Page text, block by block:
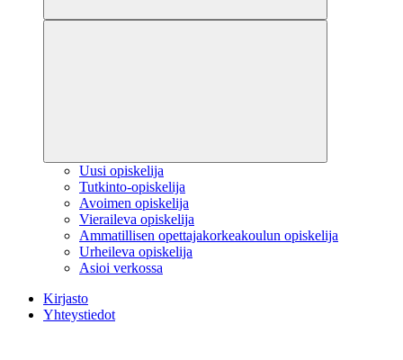
Uusi opiskelija
Tutkinto-opiskelija
Avoimen opiskelija
Vieraileva opiskelija
Ammatillisen opettajakorkeakoulun opiskelija
Urheileva opiskelija
Asioi verkossa
Kirjasto
Yhteystiedot